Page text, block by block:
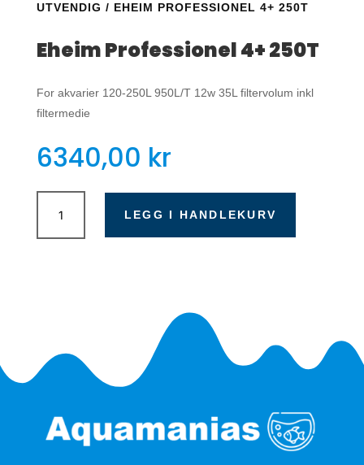
UTVENDIG / EHEIM PROFESSIONEL 4+ 250T
Eheim Professionel 4+ 250T
For akvarier 120-250L 950L/T 12w 35L filtervolum inkl
filtermedie
6340,00 kr
Eheim
Professionel
4+
LEGG I HANDLEKURV